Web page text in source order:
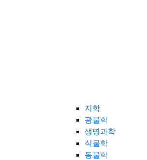
지학
광물학
생명과학
식물학
동물학